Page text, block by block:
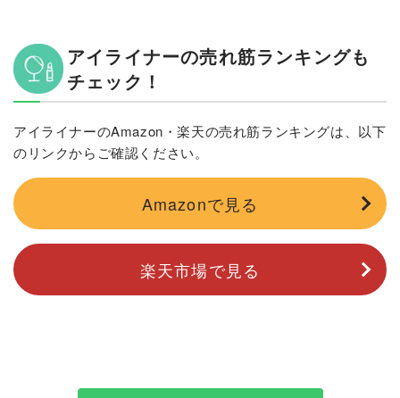
アイライナーの売れ筋ランキングも
チェック！
アイライナーのAmazon・楽天の売れ筋ランキングは、以下
のリンクからご確認ください。
Amazonで見る
楽天市場で見る